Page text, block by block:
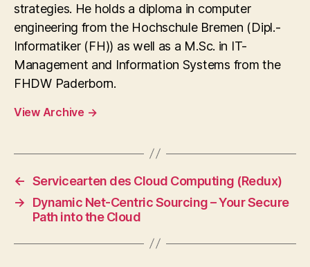
strategies. He holds a diploma in computer
engineering from the Hochschule Bremen (Dipl.-
Informatiker (FH)) as well as a M.Sc. in IT-
Management and Information Systems from the
FHDW Paderborn.
View Archive →
← Servicearten des Cloud Computing (Redux)
→
Dynamic Net-Centric Sourcing – Your Secure
Path into the Cloud